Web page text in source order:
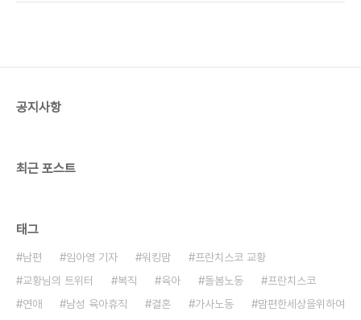
도 지리적 여건 덕분이다. 프랑스 사제들은 바닷길을
공지사항
최근 포스트
태그
남편 임아영 기자 워킹맘
프란치스코 교황
교황님의 트위터
복직 육아 돌봄노동
프란치스코
연애
남성 육아휴직 결혼 가사노동
맘편한세상을위하여